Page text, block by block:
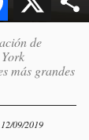
de
más grandes
09/2019